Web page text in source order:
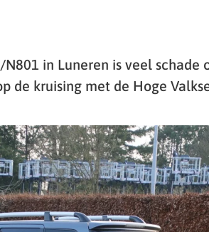
in Luneren is veel schade
de kruising met de Hoge